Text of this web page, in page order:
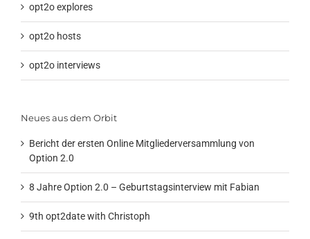
opt2o explores
opt2o hosts
opt2o interviews
Neues aus dem Orbit
Bericht der ersten Online Mitgliederversammlung von
Option 2.0
8 Jahre Option 2.0 – Geburtstagsinterview mit Fabian
9th opt2date with Christoph